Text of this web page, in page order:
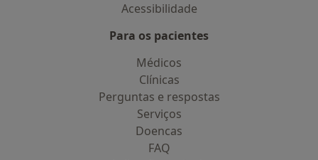
Acessibilidade
Para os pacientes
Médicos
Clínicas
Perguntas e respostas
Serviços
Doencas
FAQ